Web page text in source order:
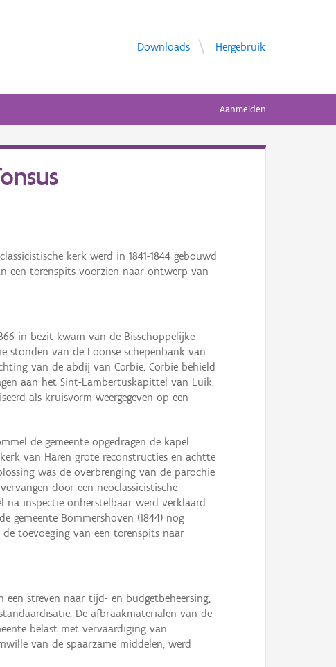
Downloads Hergebruik
Aanmelden
kerk werd in 1841-1844 gebouwd
een torenspits voorzien naar ontwerp van
in bezit kwam van de Bisschoppelijke
stonden van de Loonse schepenbank van
van de abdij van Corbie. Corbie behield
aan het Sint-Lambertuskapittel van Luik.
als kruisvorm weergegeven op een
de gemeente opgedragen de kapel
van Haren grote reconstructies en achtte
was de overbrenging van de parochie
door een neoclassicistische
na inspectie onherstelbaar werd verklaard:
gemeente Bommershoven (1844) nog
toevoeging van een torenspits naar
streven naar tijd- en budgetbeheersing,
De afbraakmaterialen van de
belast met vervaardiging van
van de spaarzame middelen, werd